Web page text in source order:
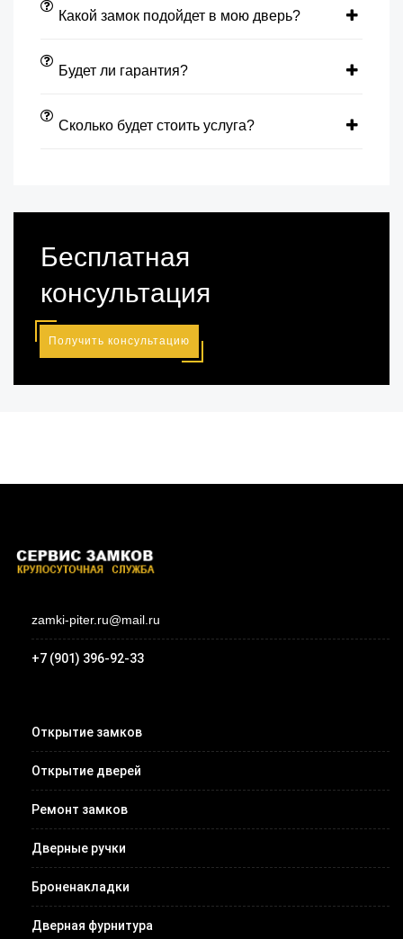
Какой замок подойдет в мою дверь?
Будет ли гарантия?
Сколько будет стоить услуга?
Бесплатная
консультация
Получить консультацию
zamki-piter.ru@mail.ru
+7 (901) 396-92-33
Открытие замков
Открытие дверей
Ремонт замков
Дверные ручки
Броненакладки
Дверная фурнитура